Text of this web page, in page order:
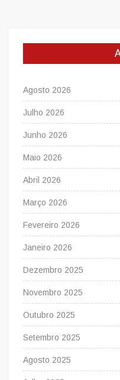
Agosto 2026
Julho 2026
Junho 2026
Maio 2026
Abril 2026
Março 2026
Fevereiro 2026
Janeiro 2026
Dezembro 2025
Novembro 2025
Outubro 2025
Setembro 2025
Agosto 2025